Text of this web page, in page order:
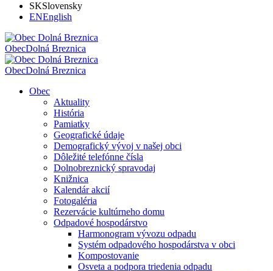
SKSlovensky
ENEnglish
ObecDolná Breznica
ObecDolná Breznica
Obec
Aktuality
História
Pamiatky
Geografické údaje
Demografický vývoj v našej obci
Dôležité telefónne čísla
Dolnobreznický spravodaj
Knižnica
Kalendár akcií
Fotogaléria
Rezervácie kultúrneho domu
Odpadové hospodárstvo
Harmonogram vývozu odpadu
Systém odpadového hospodárstva v obci
Kompostovanie
Osveta a podpora triedenia odpadu